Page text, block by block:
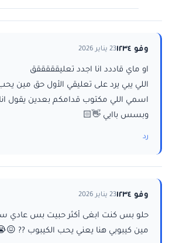
وفو ١٢٣٤ 23 يناير 2026
او ماي قاددد انا اجدد تعليقققققق
اللي يبي يرد على تعليقي الأول حق مين
اسمي اللي مكتوب قدامكم بعدين يقول انا
وبسس باايي 👋🏻
رد
وفو ١٢٣٤ 23 يناير 2026
حلو بس كنت ابغى أكثر حبيت بس عادي
مين كيبوبي هنا يعني يحب الكيبوب ??